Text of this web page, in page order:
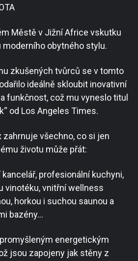
Městě v Jižní Africe vskutku
moderního obytného stylu.
zkušených tvůrců se v tomto
ideálně skloubit inovativní
funkčnost, což mu vyneslo titul
od Los Angeles Times.
všechno, co si jen
životu může přát:
kancelář, profesionální kuchyni,
vinotéku, vnitřní wellness
horkou i suchou saunou a
bazény…
energetickým
jsou zapojeny jak stěny z